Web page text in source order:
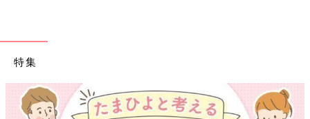
立体的なハローキティがかわいすぎる！ベビーも動
きやすいモンキーパンツ
特集